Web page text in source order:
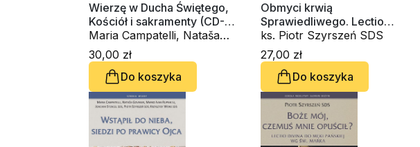
Wierzę w Ducha Świętego,
Kościół i sakramenty (CD-
audiobook)
Maria Campatelli, Nataša
Govekar, Marko Ivan
Rupnik SJ, ks. Joachim
Stencel SDS, ks. Piotr
Szyrszeń SDS, Ryszard
Stankiewicz SDS
30,00 zł
Do koszyka
Obmyci krwią
Sprawiedliwego. Lectio
divina do Męki Pańskiej wg
św. Mateusza (CD-
audiobook)
ks. Piotr Szyrszeń SDS
27,00 zł
Do koszyka